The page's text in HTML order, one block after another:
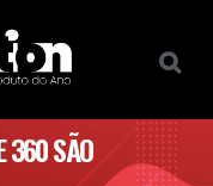
360 SÃO